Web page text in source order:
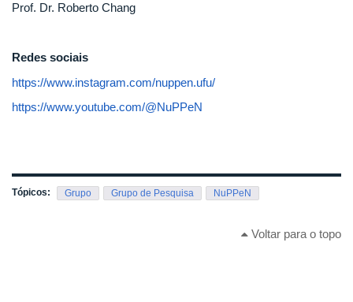
Prof. Dr. Roberto Chang
Redes sociais
https://www.instagram.com/nuppen.ufu/
https://www.youtube.com/@NuPPeN
Tópicos: Grupo Grupo de Pesquisa NuPPeN
Voltar para o topo